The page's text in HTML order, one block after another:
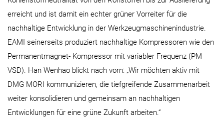
erreicht und ist damit ein echter grüner Vorreiter für die
nachhaltige Entwicklung in der Werkzeugmaschinenindustrie.
EAMI seinerseits produziert nachhaltige Kompressoren wie den
Permanentmagnet- Kompressor mit variabler Frequenz (PM
VSD). Han Wenhao blickt nach vorn: „Wir möchten aktiv mit
DMG MORI kommunizieren, die tiefgreifende Zusammenarbeit
weiter konsolidieren und gemeinsam an nachhaltigen
Entwicklungen für eine grüne Zukunft arbeiten.“